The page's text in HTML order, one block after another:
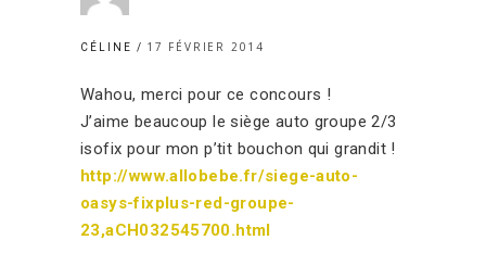
CÉLINE 17 FÉVRIER 2014
Wahou, merci pour ce concours !
J’aime beaucoup le siège auto groupe 2/3
isofix pour mon p’tit bouchon qui grandit !
http://www.allobebe.fr/siege-auto-
oasys-fixplus-red-groupe-
23,aCH032545700.html